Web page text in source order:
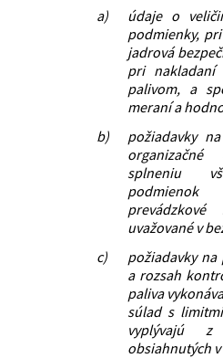
a)
údaje o
podmienky,
jadrová
pri nakladaní
palivom, a
meraní a
b)
požiadavky
splneniu
uvažované v
c)
požiadavky
a rozsah
paliva
súlad s
vyplývajú
obsiahnutých